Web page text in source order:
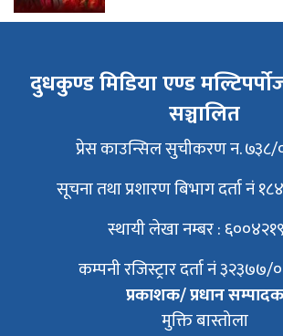
दुधकुण्ड मिडिया एण्ड मल्टिपर्पोज
सञ्चालित
प्रेस काउन्सिल सुचीकरण न.
सूचना तथा प्रशारण बिभाग दर्ता नं
स्थायी लेखा नम्बर :
कम्पनी रजिस्ट्रार दर्ता नं
प्रकाशक/ प्रधान सम्पादक
मुक्ति बास्तोला